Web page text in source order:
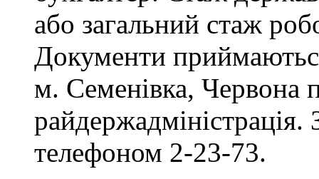
або загальний стаж
Документи
м. Семенівка, Червона
райдержадміністрація.
телефоном 2-23-73.